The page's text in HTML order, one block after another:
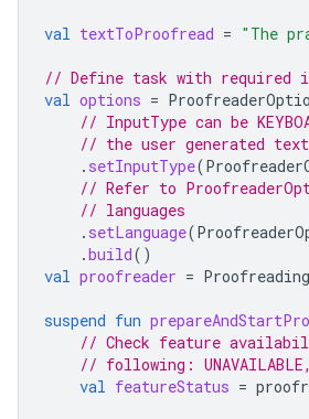
val textToProofread = "The
// Define task with required
val options =
// InputType can be
// the user generated
. setInputType(
// Refer to
// languages
. setLanguage(
.build()
val proofreader = Proofreading
suspend fun
// Check feature
// following: UNAVAILABLE,
val featureStatus =